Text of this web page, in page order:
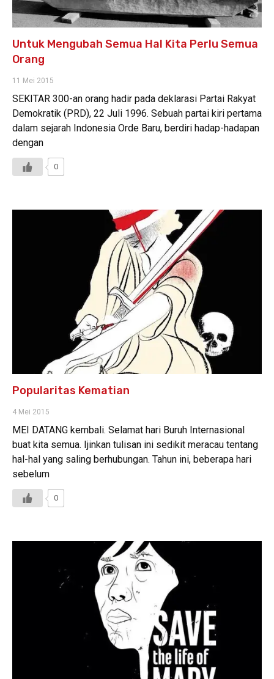
Untuk Mengubah Semua Hal Kita Perlu Semua
Orang
11 Mei 2015
SEKITAR 300-an orang hadir pada deklarasi Partai Rakyat
Demokratik (PRD), 22 Juli 1996. Sebuah partai kiri pertama
dalam sejarah Indonesia Orde Baru, berdiri hadap-hadapan
dengan
0
Popularitas Kematian
4 Mei 2015
MEI DATANG kembali. Selamat hari Buruh Internasional
buat kita semua. Ijinkan tulisan ini sedikit meracau tentang
hal-hal yang saling berhubungan. Tahun ini, beberapa hari
sebelum
0